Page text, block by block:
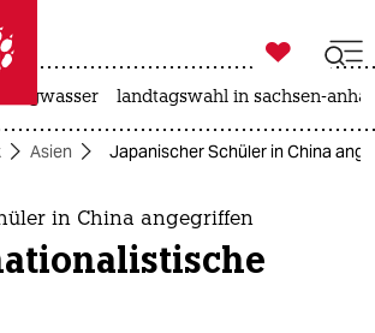
taz zahl ich
taz zahl ich

taz zahl ich
landtagswahl in sachsen-
Asien Japanischer Schüler in China
in China angegriffen